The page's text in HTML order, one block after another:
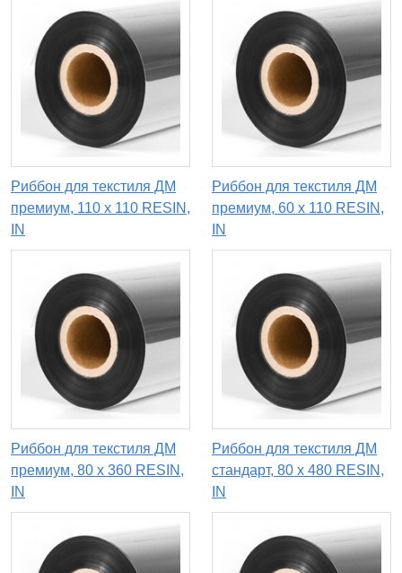
Риббон для текстиля ДМ
премиум, 110 x 110 RESIN,
IN
Риббон для текстиля ДМ
премиум, 60 x 110 RESIN,
IN
Риббон для текстиля ДМ
премиум, 80 х 360 RESIN,
IN
Риббон для текстиля ДМ
стандарт, 80 х 480 RESIN,
IN